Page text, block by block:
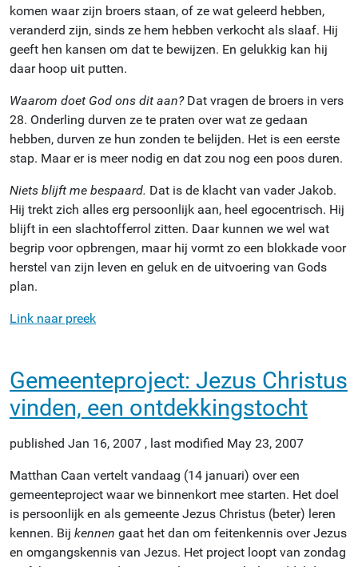
komen waar zijn broers staan, of ze wat geleerd hebben,
veranderd zijn, sinds ze hem hebben verkocht als slaaf. Hij
geeft hen kansen om dat te bewijzen. En gelukkig kan hij
daar hoop uit putten.
Waarom doet God ons dit aan?Dat vragen de broers in vers
28. Onderling durven ze te praten over wat ze gedaan
hebben, durven ze hun zonden te belijden. Het is een eerste
stap. Maar er is meer nodig en dat zou nog een poos duren.
Niets blijft me bespaard. Dat is de klacht van vader Jakob.
Hij trekt zich alles erg persoonlijk aan, heel egocentrisch. Hij
blijft in een slachtofferrol zitten. Daar kunnen we wel wat
begrip voor opbrengen, maar hij vormt zo een blokkade voor
herstel van zijn leven en geluk en de uitvoering van Gods
plan.
Link naar preek
Gemeenteproject: Jezus Christus
vinden, een ontdekkingstocht
published Jan 16, 2007 , last modified May 23, 2007
Matthan Caan vertelt vandaag (14 januari) over een
gemeenteproject waar we binnenkort mee starten. Het doel
is persoonlijk en als gemeente Jezus Christus (beter) leren
kennen. Bij kennen gaat het dan om feitenkennis over Jezus
en omgangskennis van Jezus. Het project loopt van zondag